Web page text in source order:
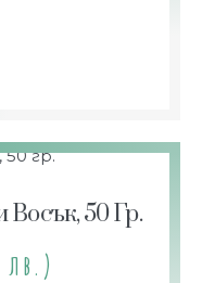
50 Гр.
лв.)